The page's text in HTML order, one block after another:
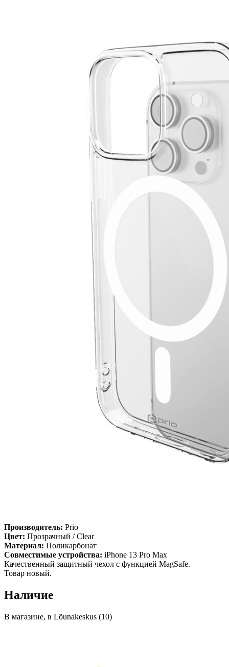
Производитель: Prio
Цвет: Прозрачный / Clear
Материал: Поликарбонат
Совместимые устройства: iPhone 13 Pro Max
Качественный защитный чехол с функцией MagSafe.
Товар новый.
Наличие
В магазине, в Lõunakeskus (10)